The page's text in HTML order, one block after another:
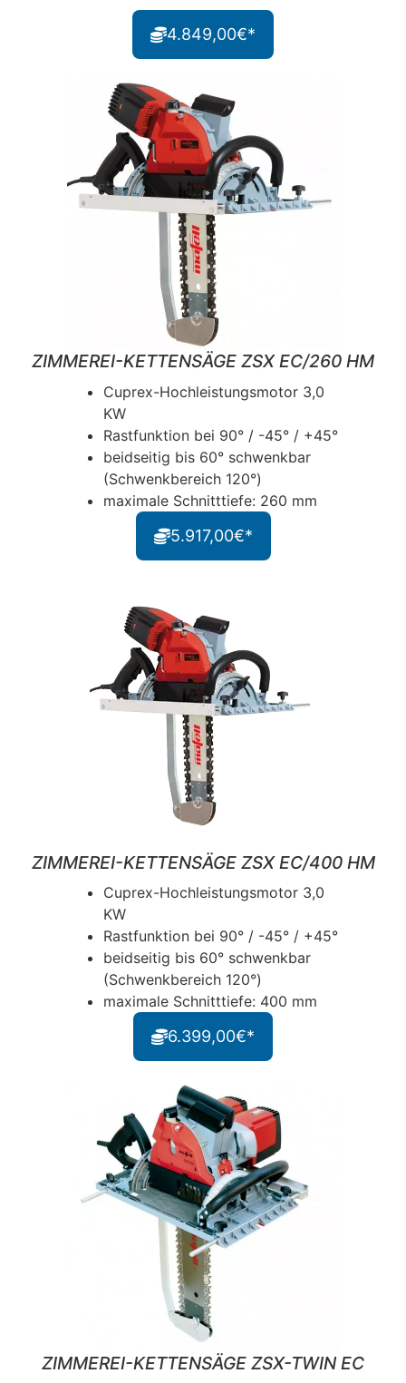
4.849,00€*
ZIMMEREI-KETTENSÄGE ZSX EC/260 HM
Cuprex-Hochleistungsmotor 3,0
KW
Rastfunktion bei 90° / -45° / +45°
beidseitig bis 60° schwenkbar
(Schwenkbereich 120°)
maximale Schnitttiefe: 260 mm
5.917,00€*
ZIMMEREI-KETTENSÄGE ZSX EC/400 HM
Cuprex-Hochleistungsmotor 3,0
KW
Rastfunktion bei 90° / -45° / +45°
beidseitig bis 60° schwenkbar
(Schwenkbereich 120°)
maximale Schnitttiefe: 400 mm
6.399,00€*
ZIMMEREI-KETTENSÄGE ZSX-TWIN EC